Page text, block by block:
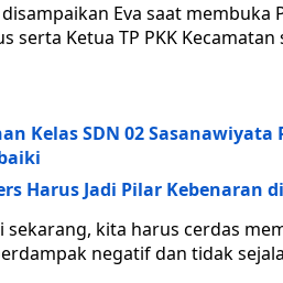
Eva saat membuka
serta Ketua TP PKK
Kelas SDN 02
Harus Jadi Pilar Kebenaran
sekarang, kita harus cerdas
negatif dan tidak